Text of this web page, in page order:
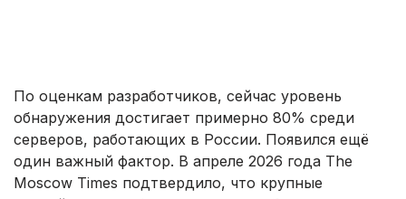
По оценкам разработчиков, сейчас уровень
обнаружения достигает примерно 80% среди
серверов, работающих в России. Появился ещё
один важный фактор. В апреле 2026 года The
Moscow Times подтвердило, что крупные